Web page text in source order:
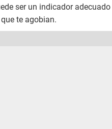
ser un indicador adecuado
te agobian.